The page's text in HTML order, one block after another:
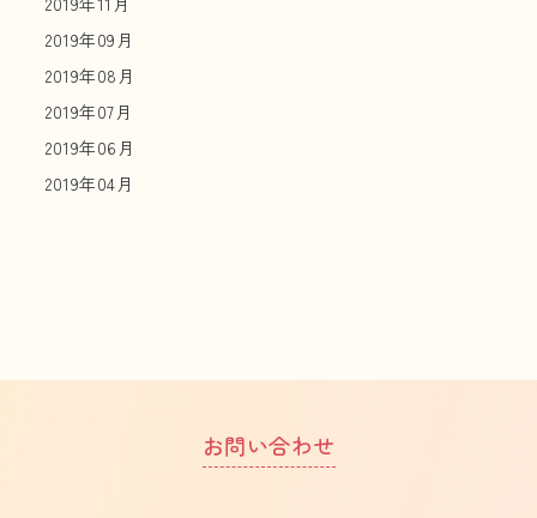
2019年09月
2019年08月
2019年07月
2019年06月
2019年04月
お問い合わせ